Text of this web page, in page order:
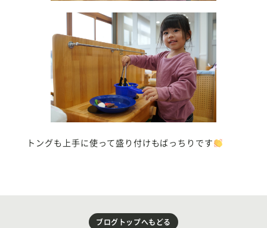
トングも上手に使って盛り付けもばっちりです
ブログトップへもどる